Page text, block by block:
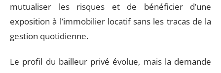
mutualiser les risques et de bénéficier d’une
exposition à l’immobilier locatif sans les tracas de la
gestion quotidienne.
Le profil du bailleur privé évolue, mais la demande